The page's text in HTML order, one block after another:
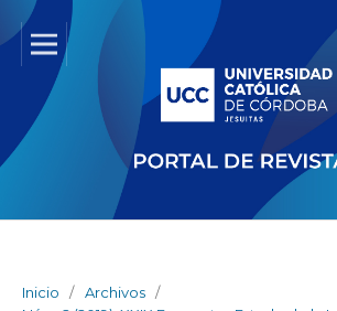
Inicio / Archivos /